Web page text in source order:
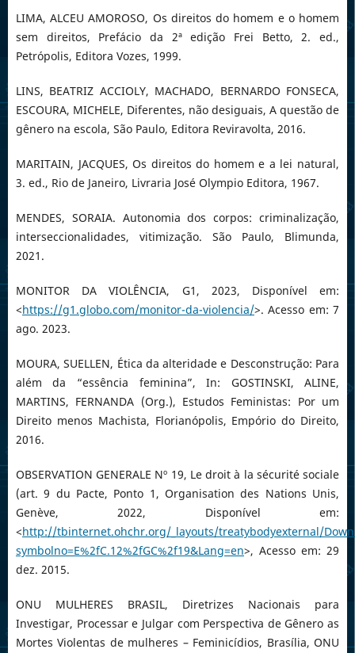
LIMA, ALCEU AMOROSO, Os direitos do homem e o homem
sem direitos, Prefácio da 2ª edição Frei Betto, 2. ed.,
Petrópolis, Editora Vozes, 1999.
LINS, BEATRIZ ACCIOLY, MACHADO, BERNARDO FONSECA,
ESCOURA, MICHELE, Diferentes, não desiguais, A questão de
gênero na escola, São Paulo, Editora Reviravolta, 2016.
MARITAIN, JACQUES, Os direitos do homem e a lei natural,
3. ed., Rio de Janeiro, Livraria José Olympio Editora, 1967.
MENDES, SORAIA. Autonomia dos corpos: criminalização,
interseccionalidades, vitimização. São Paulo, Blimunda,
2021.
MONITOR DA VIOLÊNCIA, G1, 2023, Disponível em:
<https://g1.globo.com/monitor-da-violencia/>. Acesso em: 7
ago. 2023.
MOURA, SUELLEN, Ética da alteridade e Desconstrução: Para
além da “essência feminina”, In: GOSTINSKI, ALINE,
MARTINS, FERNANDA (Org.), Estudos Feministas: Por um
Direito menos Machista, Florianópolis, Empório do Direito,
2016.
OBSERVATION GENERALE Nº 19, Le droit à la sécurité sociale
(art. 9 du Pacte, Ponto 1, Organisation des Nations Unis,
Genève, 2022, Disponível em:
<http://tbinternet.ohchr.org/_layouts/treatybodyexternal/
symbolno=E%2fC.12%2fGC%2f19&Lang=en>, Acesso em: 29
dez. 2015.
ONU MULHERES BRASIL, Diretrizes Nacionais para
Investigar, Processar e Julgar com Perspectiva de Gênero as
Mortes Violentas de mulheres – Feminicídios, Brasília, ONU